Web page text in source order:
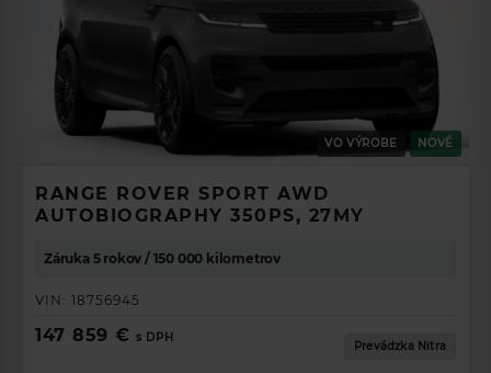
VO VÝROBE NOVÉ
RANGE ROVER SPORT AWD
AUTOBIOGRAPHY 350PS, 27MY
Záruka 5 rokov / 150 000 kilometrov
VIN: 18756945
147 859 € s DPH
Prevádzka Nitra